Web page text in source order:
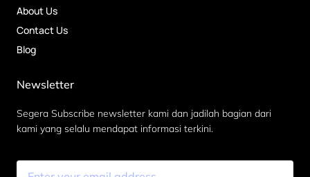
About Us
Contact Us
Blog
Newsletter
Segera Subscribe newsletter kami dan jadilah bagian dari
kami yang selalu mendapat informasi terkini.